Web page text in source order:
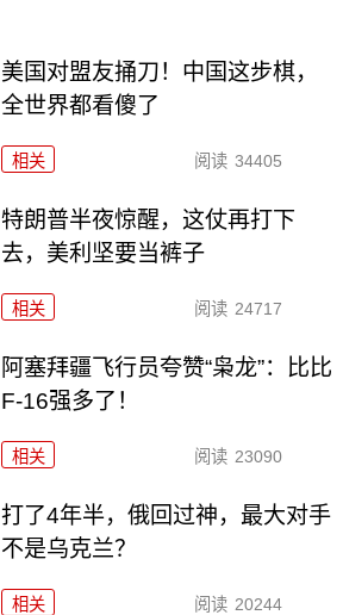
美国对盟友捅刀！中国这步棋，
全世界都看傻了
相关 阅读 34405
特朗普半夜惊醒，这仗再打下
去，美利坚要当裤子
相关 阅读 24717
阿塞拜疆飞行员夸赞“枭龙”：比比
F-16强多了！
相关 阅读 23090
打了4年半，俄回过神，最大对手
不是乌克兰？
相关 阅读 20244